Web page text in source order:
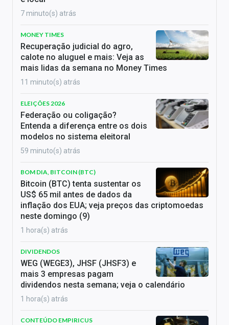
7 minuto(s) atrás
MONEY TIMES
Recuperação judicial do agro,
calote no aluguel e mais: Veja as
mais lidas da semana no Money Times
11 minuto(s) atrás
ELEIÇÕES 2026
Federação ou coligação?
Entenda a diferença entre os dois
modelos no sistema eleitoral
59 minuto(s) atrás
BOM DIA, BITCOIN (BTC)
Bitcoin (BTC) tenta sustentar os
US$ 65 mil antes de dados da
inflação dos EUA; veja preços das criptomoedas
neste domingo (9)
1 hora(s) atrás
DIVIDENDOS
WEG (WEGE3), JHSF (JHSF3) e
mais 3 empresas pagam
dividendos nesta semana; veja o calendário
1 hora(s) atrás
CONTEÚDO EMPIRICUS